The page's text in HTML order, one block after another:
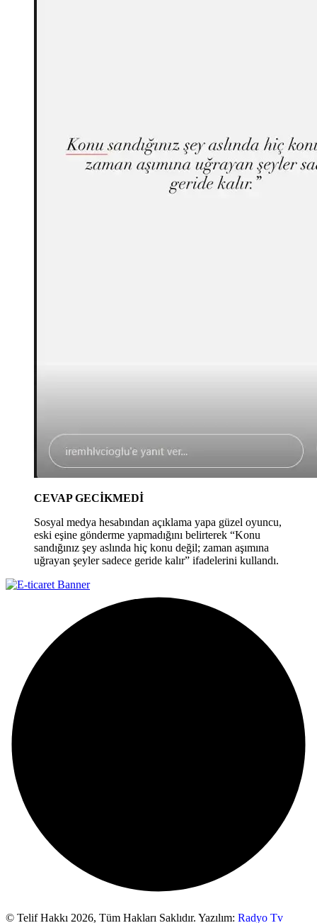
CEVAP GECİKMEDİ
Sosyal medya hesabından açıklama yapa güzel oyuncu,
eski eşine gönderme yapmadığını belirterek “Konu
sandığınız şey aslında hiç konu değil; zaman aşımına
uğrayan şeyler sadece geride kalır” ifadelerini kullandı.
© Telif Hakkı 2026, Tüm Hakları Saklıdır. Yazılım: Radyo Tv